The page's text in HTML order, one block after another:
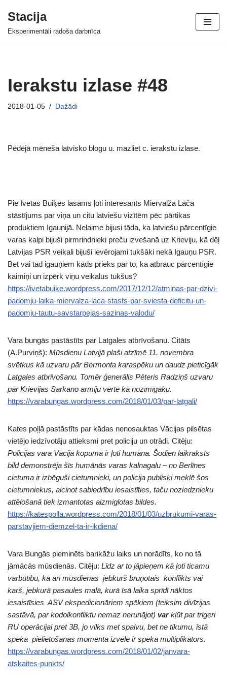
Skip
Stacija
Eksperimentāli radoša darbnīca
Ierakstu izlase #48
2018-01-05 Dažādi
Pēdējā mēneša latvisko blogu u. mazliet c. ierakstu izlase.
Pie Ivetas Buiķes lasāms ļoti interesants Miervalža Lāča
stāstījums par viņa un citu latviešu vizītēm pēc pārtikas
produktiem Igaunijā. Nelaime bijusi tāda, ka latviešu pārcentīgie
varas kalpi bijuši pirmrindnieki preču izvešanā uz Krieviju, kā dēļ
Latvijas PSR veikali bijuši ievērojami tukšāki nekā Igauņu PSR.
Bet vai tad igauņiem kāds prieks par to, ka atbrauc pārcentīgie
kaimiņi un izpērk viņu veikalus tukšus?
https://ivetabuike.wordpress.com/2017/12/12/atminas-par-dzivi-
padomju-laika-miervalza-laca-stasts-par-sviesta-deficitu-un-
padomju-tautu-savstarpejas-sazinas-valodu/
Vara bungās pastāstīts par Latgales atbrīvošanu. Citāts
(A.Purviņš): Mūsdienu Latvijā plaši atzīmē 11. novembra
svētkus kā uzvaru pār Bermonta karaspēku un daudz pieticīgāk
Latgales atbrīvošanu. Tomēr ģenerālis Pēteris Radziņš uzvaru
pār Krievijas Sarkano armiju vērtē kā nozīmīgāku.
https://varabungas.wordpress.com/2018/01/03/par-latgali/
Kates poļļā pastāstīts par kādas nenosauktas Vācijas pilsētas
vietējo iedzīvotāju attieksmi pret policiju un otrādi. Citēju:
Policijas vara Vācijā kopumā ir ļoti humāna. Šodien laikraksts
bild demonstrēja šīs humānās varas kalnagalu – no Berlīnes
cietuma ir izbēguši cietumnieki, un policija publiski meklē šos
cietumniekus, aicinot sabiedrību iesaistīties, taču noziedznieku
attēlošanā tiek izmantotas aizmiglotas bildes.
https://katespolla.wordpress.com/2018/01/03/uzbrukumi-varas-
parstavjiem-diemzel-ta-ir-ikdiena/
Vara Bungās pieminēts barikāžu laiks un norādīts, ko no tā
jāmācās mūsdienās. Citēju: Līdz ar to jāpieņem kā ļoti ticamu
varbūtību, ka arī mūsdienās jebkurš bruņotais konflikts vai
karš, jebkurā pasaules malā, kurā īsā laika sprīdī nāktos
iesaistīsies ASV ekspedicionāriem spēkiem (teiksim divīzijas
sastāvā, par kodolkonfliktu nemaz nerunājot) varkļūt par trigeri
RU operācijai pret 3B, jo vilks met spalvu, bet ne tikumu, īstā
spēka pielietošanas momenta izvēle ir spēka multiplikātors.
https://varabungas.wordpress.com/2018/01/02/janvara-
atskaites-punkts/